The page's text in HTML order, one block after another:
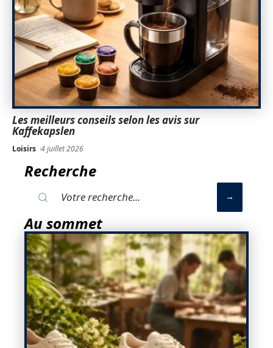
Les meilleurs conseils selon les avis sur
Kaffekapslen
Loisirs 4 juillet 2026
Recherche
Au sommet